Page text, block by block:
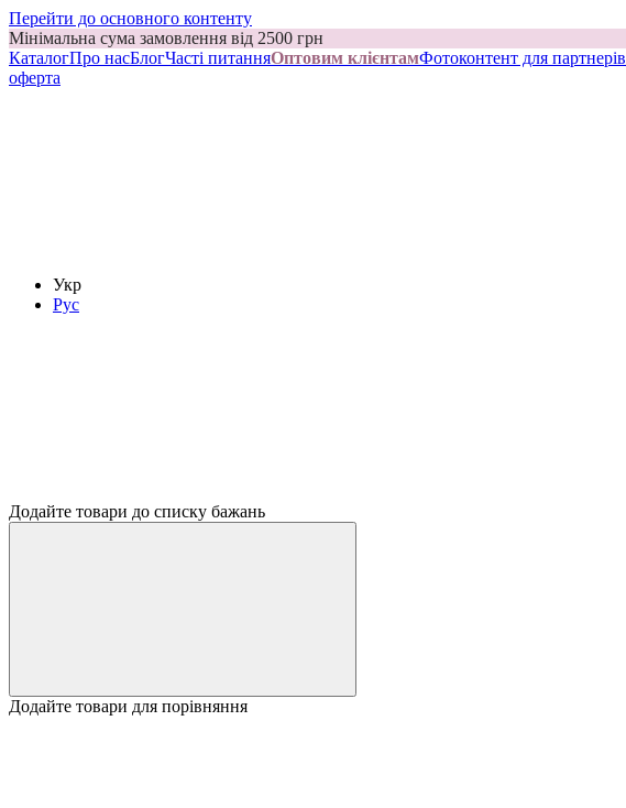
Перейти до основного контенту
Мінімальна сума замовлення від 2500 грн
КаталогПро насБлогЧасті питанняОптовим клієнтамФотоконтент для партнерів
оферта
Укр
Рус
Додайте товари до списку бажань
Додайте товари для порівняння